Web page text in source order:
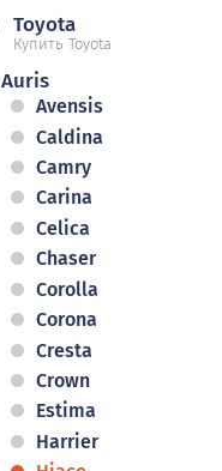
Toyota
Купить Toyota
Auris
Avensis
Caldina
Camry
Carina
Celica
Chaser
Corolla
Corona
Cresta
Crown
Estima
Harrier